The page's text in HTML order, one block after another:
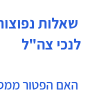
שאלות
לנכי צה"ל
האם הפטור ממס